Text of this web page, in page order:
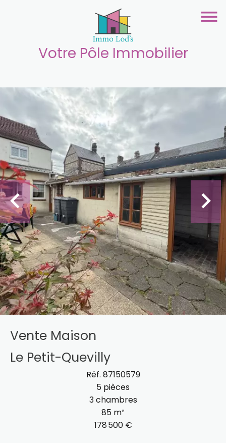
Votre Pôle Immobilier
Vente Maison
Le Petit-Quevilly
Réf. 87150579
5 pièces
3 chambres
85 m²
178 500 €